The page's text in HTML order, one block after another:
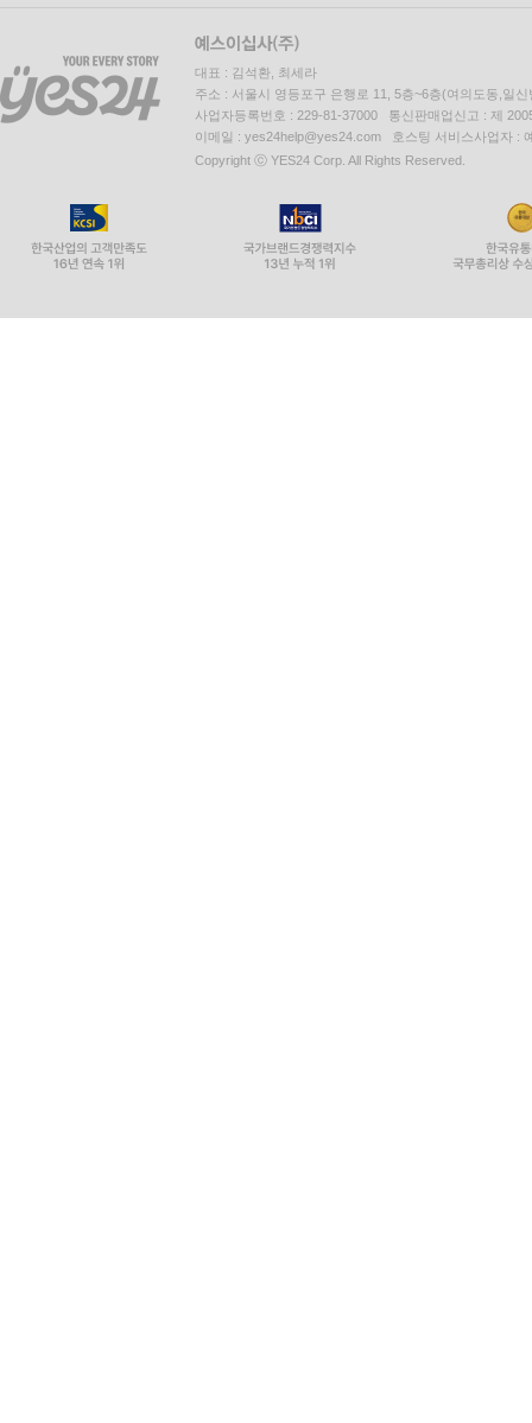
대표 : 김석환, 최세라
주소 : 서울시 영등포구 은행로 11, 5층~6층(여의도동,일신
사업자등록번호 : 229-81-37000 통신판매업신고 : 제
이메일 : yes24help@yes24.com 호스팅 서비스사업자 :
Copyright ⓒ YES24 Corp. All Rights Reserved.